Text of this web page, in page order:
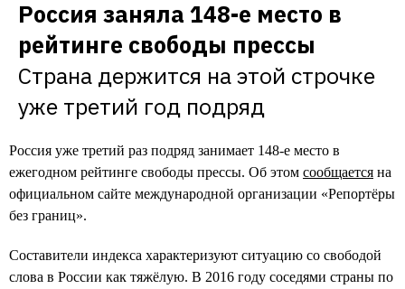
Россия заняла 148-е место в
рейтинге свободы прессы
Страна держится на этой строчке
уже третий год подряд
Россия уже третий раз подряд занимает 148-е место в
ежегодном рейтинге свободы прессы. Об этом сообщается на
официальном сайте международной организации «Репортёры
без границ».
Составители индекса характеризуют ситуацию со свободой
слова в России как тяжёлую. В 2016 году соседями страны по